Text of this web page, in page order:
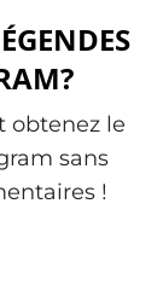
obtenez le
sans
!